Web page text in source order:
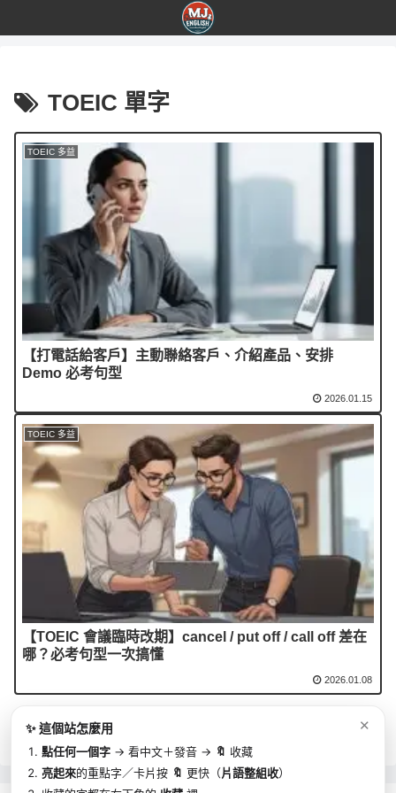
TOEIC 單字
TOEIC 多益
【打電話給客戶】主動聯絡客戶、介紹產品、安排
Demo 必考句型
2026.01.15
TOEIC 多益
【TOEIC 會議臨時改期】cancel / put off / call off 差在
哪？必考句型一次搞懂
2026.01.08
✨ 這個站怎麼用
點任何一個字 → 看中文＋發音 → 🔖 收藏
亮起來的重點字／卡片按 🔖 更快（片語整組收）
✕